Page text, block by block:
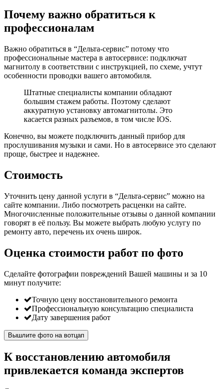
Почему важно обратиться к
профессионалам
Важно обратиться в “Дельта-сервис” потому что
профессиональные мастера в автосервисе: подключат
магнитолу в соответствии с инструкцией, по схеме, учтут
особенности проводки вашего автомобиля.
Штатные специалисты компании обладают
большим стажем работы. Поэтому сделают
аккуратную установку автомагнитолы. Это
касается разных разъемов, в том числе IOS.
Конечно, вы можете подключить данный прибор для
прослушивания музыки и сами. Но в автосервисе это сделают
проще, быстрее и надежнее.
Стоимость
Уточнить цену данной услуги в “Дельта-сервис” можно на
сайте компании. Либо посмотреть расценки на сайте.
Многочисленные положительные отзывы о данной компании
говорят в её пользу. Вы можете выбрать любую услугу по
ремонту авто, перечень их очень широк.
Оценка стоимости работ по фото
Сделайте фотографии повреждений Вашей машины и за 10
минут получите:
Точную цену восстановительного ремонта
Профессиональную консультацию специалиста
Дату завершения работ
Вышлите фото на вотцап
К восстановлению автомобиля
привлекается команда экспертов